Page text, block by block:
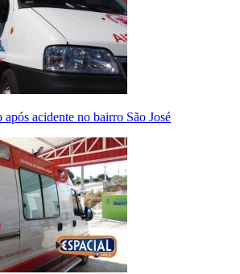
acidente no bairro São José